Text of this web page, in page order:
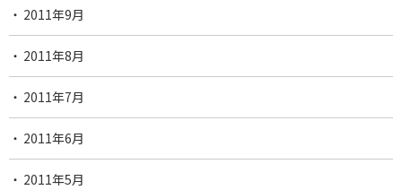
2011年9月
2011年8月
2011年7月
2011年6月
2011年5月